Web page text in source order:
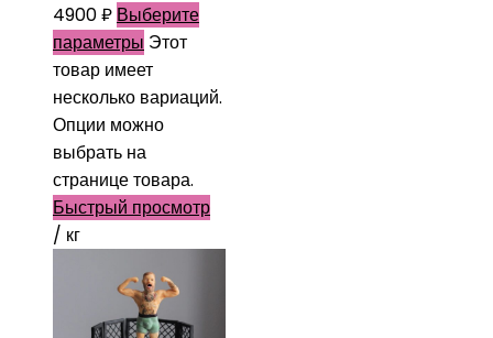
4900₽ Выберите
параметры Этот
товар имеет
несколько вариаций.
Опции можно
выбрать на
странице товара.
Быстрый просмотр
/ кг